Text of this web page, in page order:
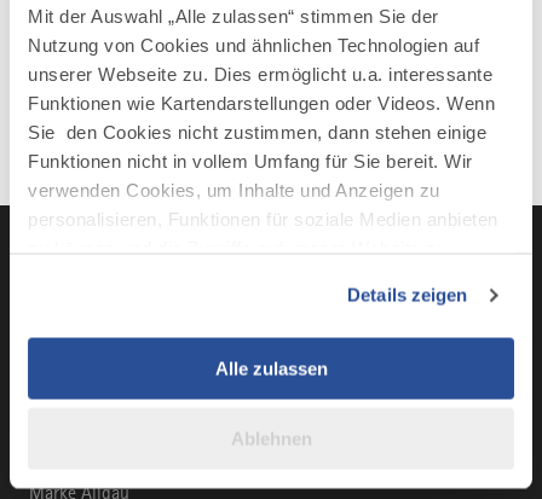
Mit der Auswahl „Alle zulassen“ stimmen Sie der
Nutzung von Cookies und ähnlichen Technologien auf
unserer Webseite zu. Dies ermöglicht u.a. interessante
Funktionen wie Kartendarstellungen oder Videos. Wenn
Sie den Cookies nicht zustimmen, dann stehen einige
Funktionen nicht in vollem Umfang für Sie bereit. Wir
verwenden Cookies, um Inhalte und Anzeigen zu
personalisieren, Funktionen für soziale Medien anbieten
Verwendung unserer Website an unsere Partner für
soziale Medien, Werbung und Analysen weiter. Unsere
Partner führen diese Informationen möglicherweise mit
weiteren Daten zusammen, die Sie ihnen bereitgestellt
Details zeigen
Alle zulassen
Ablehnen
LinkedInYouTube
Marke Allgäu